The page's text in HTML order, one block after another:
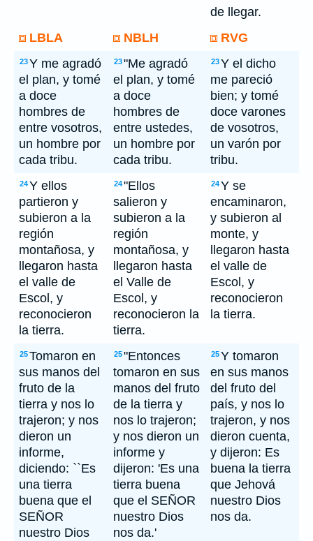
de llegar.
LBLA
NBLH RVG
23Y me agradó
el plan, y tomé
a doce
hombres de
entre vosotros,
un hombre por
cada tribu.
23"Me agradó
el plan, y tomé
a doce
hombres de
entre ustedes,
un hombre por
cada tribu.
23Y el dicho
me pareció
bien; y tomé
doce varones
de vosotros,
un varón por
tribu.
24Y ellos
partieron y
subieron a la
región
montañosa, y
llegaron hasta
el valle de
Escol, y
reconocieron
la tierra.
24"Ellos
salieron y
subieron a la
región
montañosa, y
llegaron hasta
el Valle de
Escol, y
reconocieron la
tierra.
24Y se
encaminaron,
y subieron al
monte, y
llegaron hasta
el valle de
Escol, y
reconocieron
la tierra.
25Tomaron en
sus manos del
fruto de la
tierra y nos lo
trajeron; y nos
dieron un
informe,
diciendo: ``Es
una tierra
buena que el
SEÑOR
nuestro Dios
25"Entonces
tomaron en sus
manos del fruto
de la tierra y
nos lo trajeron;
y nos dieron un
informe y
dijeron: 'Es una
tierra buena
que el SEÑOR
nuestro Dios
nos da.'
25Y tomaron
en sus manos
del fruto del
país, y nos lo
trajeron, y nos
dieron cuenta,
y dijeron: Es
buena la tierra
que Jehová
nuestro Dios
nos da.